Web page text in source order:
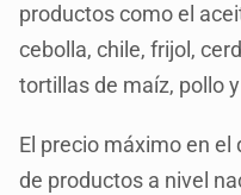
productos como el
cebolla, chile, frijol,
tortillas de maíz, pollo
El precio máximo en
de productos a nivel